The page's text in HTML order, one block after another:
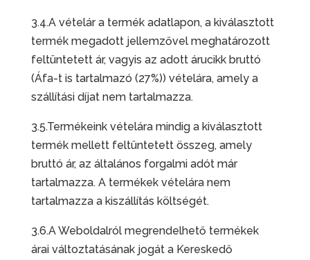
3.4.A vételár a termék adatlapon, a kiválasztott
termék megadott jellemzővel meghatározott
feltüntetett ár, vagyis az adott árucikk bruttó
(Áfa-t is tartalmazó (27%)) vételára, amely a
szállítási díjat nem tartalmazza.
3.5.Termékeink vételára mindig a kiválasztott
termék mellett feltüntetett összeg, amely
bruttó ár, az általános forgalmi adót már
tartalmazza. A termékek vételára nem
tartalmazza a kiszállítás költségét.
3.6.A Weboldalról megrendelhető termékek
árai változtatásának jogát a Kereskedő